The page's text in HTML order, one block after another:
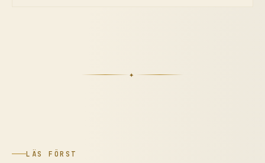
✦
LÄS FÖRST